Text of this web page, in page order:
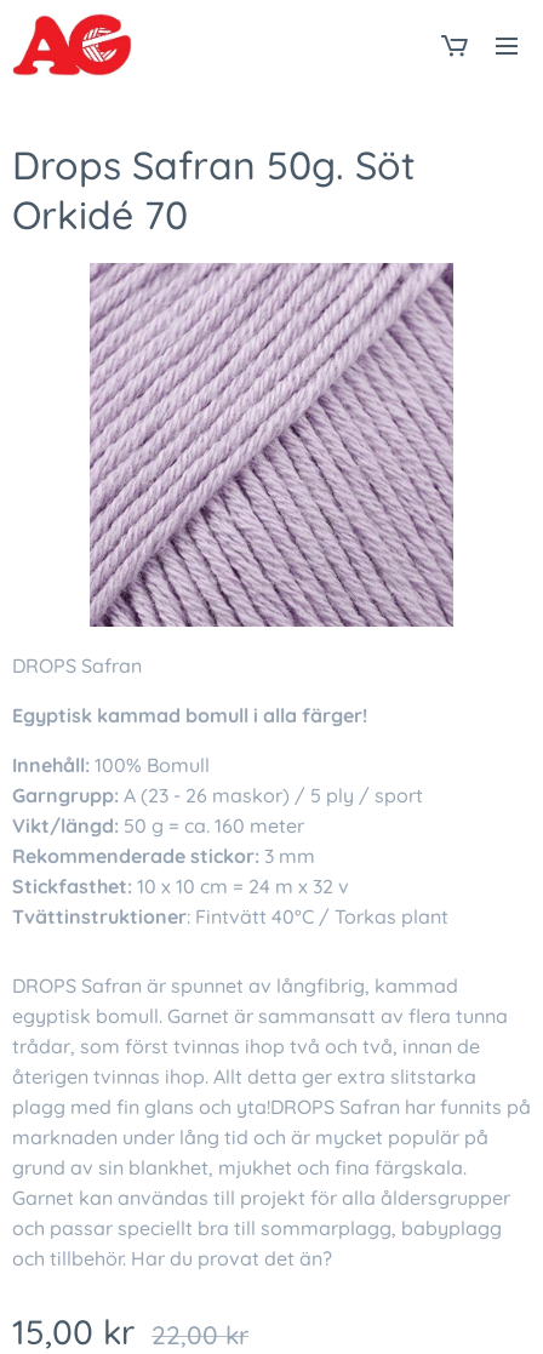
Drops Safran 50g. Söt
Orkidé 70
DROPS Safran
Egyptisk kammad bomull i alla färger!
Innehåll: 100% Bomull
Garngrupp: A (23 - 26 maskor) / 5 ply / sport
Vikt/längd: 50 g = ca. 160 meter
Rekommenderade stickor: 3 mm
Stickfasthet: 10 x 10 cm = 24 m x 32 v
Tvättinstruktioner: Fintvätt 40°C / Torkas plant
DROPS Safran är spunnet av långfibrig, kammad
egyptisk bomull. Garnet är sammansatt av flera tunna
trådar, som först tvinnas ihop två och två, innan de
återigen tvinnas ihop. Allt detta ger extra slitstarka
plagg med fin glans och yta!DROPS Safran har funnits på
marknaden under lång tid och är mycket populär på
grund av sin blankhet, mjukhet och fina färgskala.
Garnet kan användas till projekt för alla åldersgrupper
och passar speciellt bra till sommarplagg, babyplagg
och tillbehör. Har du provat det än?
15,00 kr 22,00kr